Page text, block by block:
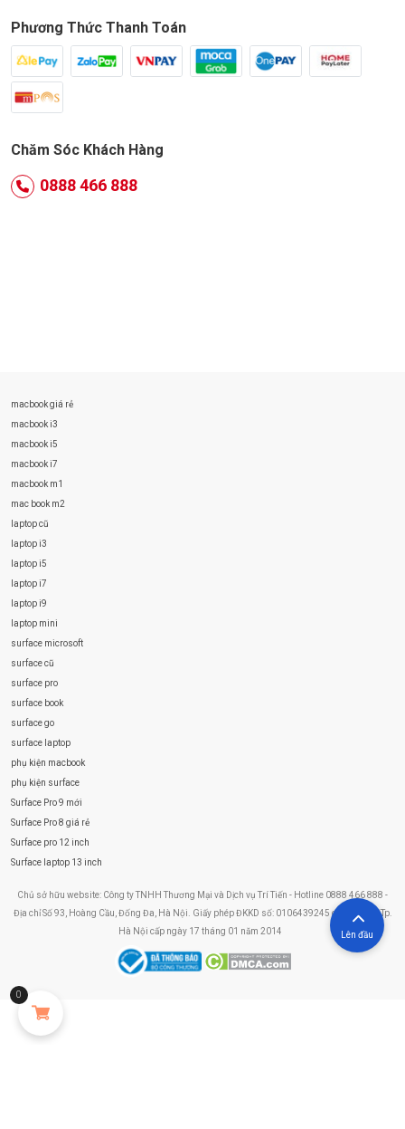
Phương Thức Thanh Toán
Chăm Sóc Khách Hàng
0888 466 888
macbook giá rẻ
macbook i3
macbook i5
macbook i7
macbook m1
mac book m2
laptop cũ
laptop i3
laptop i5
laptop i7
laptop i9
laptop mini
surface microsoft
surface cũ
surface pro
surface book
surface go
surface laptop
phụ kiện macbook
phụ kiện surface
Surface Pro 9 mới
Surface Pro 8 giá rẻ
Surface pro 12 inch
Surface laptop 13 inch
Chủ sở hữu website: Công ty TNHH Thương Mại và Dịch vụ Trí Tiến - Hotline 0888 466 888 -
Địa chỉ Số 93, Hoàng Cầu, Đống Đa, Hà Nội. Giấy phép ĐKKD số: 0106439245 do Sở KHĐT Tp.
Hà Nội cấp ngày 17 tháng 01 năm 2014
0
Lên đầu